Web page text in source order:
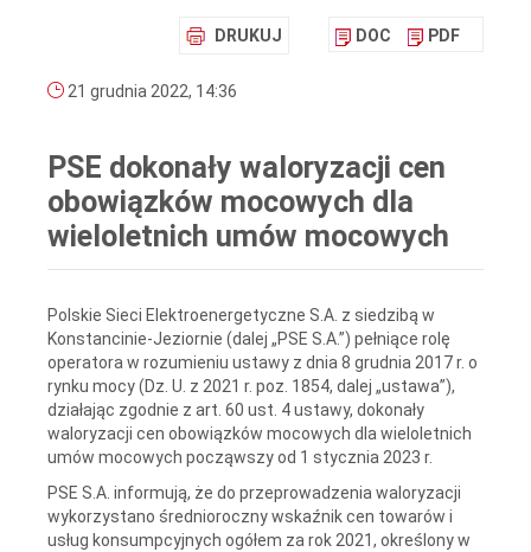
DRUKUJ DOC PDF
21 grudnia 2022, 14:36
PSE dokonały waloryzacji cen
obowiązków mocowych dla
wieloletnich umów mocowych
Polskie Sieci Elektroenergetyczne S.A. z siedzibą w
Konstancinie-Jeziornie (dalej „PSE S.A.”) pełniące rolę
operatora w rozumieniu ustawy z dnia 8 grudnia 2017 r. o
rynku mocy (Dz. U. z 2021 r. poz. 1854, dalej „ustawa”),
działając zgodnie z art. 60 ust. 4 ustawy, dokonały
waloryzacji cen obowiązków mocowych dla wieloletnich
umów mocowych począwszy od 1 stycznia 2023 r.
PSE S.A. informują, że do przeprowadzenia waloryzacji
wykorzystano średnioroczny wskaźnik cen towarów i
usług konsumpcyjnych ogółem za rok 2021, określony w